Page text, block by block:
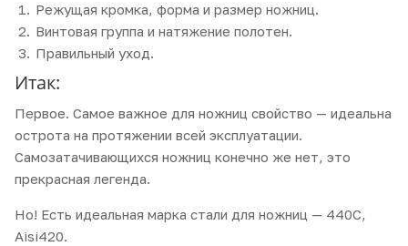
Режущая кромка, форма и размер ножниц.
Винтовая группа и натяжение полотен.
Правильный уход.
Итак:
Первое. Самое важное для ножниц свойство — идеальна
острота на протяжении всей эксплуатации.
Самозатачивающихся ножниц конечно же нет, это
прекрасная легенда.
Но! Есть идеальная марка стали для ножниц — 440С,
Aisi420.